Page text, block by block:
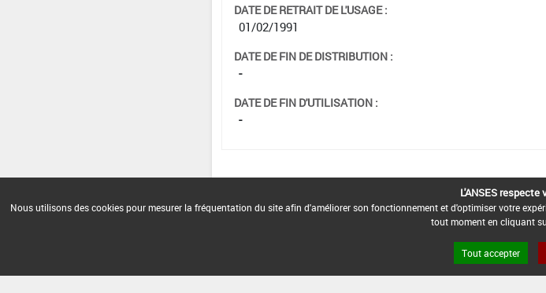
DATE DE RETRAIT DE L'USAGE :
01/02/1991
DATE DE FIN DE DISTRIBUTION :
-
DATE DE FIN D'UTILISATION :
-
L'ANSES respecte
Nous utilisons des cookies pour mesurer la fréquentation du site afin d'améliorer son fonctionnement et d'optimiser votre
tout moment en cliquant
Tout accepter